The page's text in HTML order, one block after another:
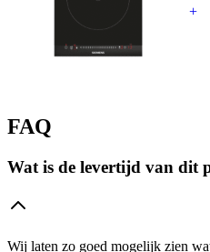
+
FAQ
Wat is de levertijd van dit
Wij laten zo goed mogelijk zien